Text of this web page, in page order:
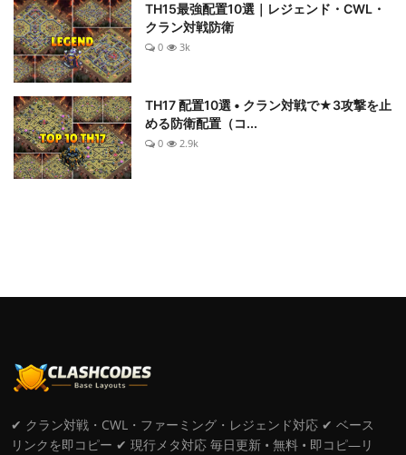
TH15最強配置10選｜レジェンド・CWL・
クラン対戦防衛
0 3k
TH17 配置10選 • クラン対戦で★3攻撃を止
める防衛配置（コ...
0 2.9k
✔ クラン対戦・CWL・ファーミング・レジェンド対応 ✔ ベース
リンクを即コピー ✔ 現行メタ対応 毎日更新 • 無料 • 即コピ―リ